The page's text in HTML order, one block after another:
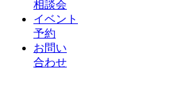
相談会
イベント
予約
お問い
合わせ